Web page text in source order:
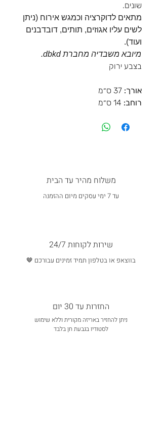
שונים.
מתאים לדוקרציה וכמגש אירוח (ניתן
לשים עליו אגוזים, תותים, דובדבנים
ועוד).
מיובא משבדיה מחברת dbkd.
בצבע ירוק
אורך:
רוחב: 14 ס״מ
משלוח מהיר עד הבית
עד 7 ימי עסקים מיום ההזמנה
שירות לקוחות 24/7
בווצאפ או בטלפון תמיד זמינים עבורכם 🤎
החזרות עד 30 יום
ניתן להחזיר באריזה מקורית וללא שימוש
לסטודיו בגבעת חן בלבד